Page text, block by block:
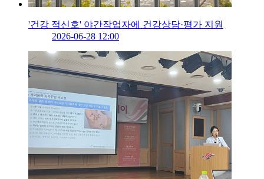
'건강 적신호' 야간작업자에 건강상담·평가 지원
2026-06-28 12:00